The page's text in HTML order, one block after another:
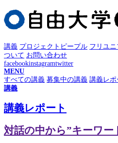
講義 プロジェクト ピープル フリユ
ついて お問い合わせ
facebookinstagramtwitter
MENU
すべての講義 募集中の講義 講義レポ
講義
講義レポート
対話の中から”キーワー